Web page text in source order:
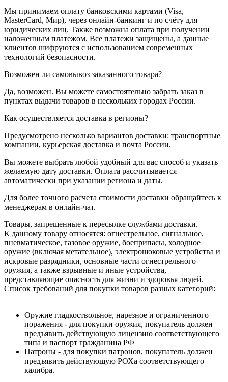
Мы принимаем оплату банковскими картами (Visa,
MasterCard, Мир), через онлайн-банкинг и по счёту для
юридических лиц. Также возможна оплата при получении
наложенным платежом. Все платежи защищены, а данные
клиентов шифруются с использованием современных
технологий безопасности.
Возможен ли самовывоз заказанного товара?
Да, возможен. Вы можете самостоятельно забрать заказ в
пунктах выдачи товаров в нескольких городах России.
Как осуществляется доставка в регионы?
Предусмотрено несколько вариантов доставки: транспортные
компании, курьерская доставка и почта России.
Вы можете выбрать любой удобный для вас способ и указать
желаемую дату доставки. Оплата рассчитывается
автоматически при указании региона и даты.
Для более точного расчета стоимости доставки обращайтесь к
менеджерам в онлайн-чат.
Товары, запрещенные к пересылке службами доставки.
К данному товару относятся: огнестрельное, сигнальное,
пневматическое, газовое оружие, боеприпасы, холодное
оружие (включая метательное), электрошоковые устройства и
искровые разрядники, основные части огнестрельного
оружия, а также взрывные и иные устройства,
представляющие опасность для жизни и здоровья людей.
Список требований для покупки товаров разных категорий:
Оружие гладкоствольное, нарезное и ограниченного
поражения - для покупки оружия, покупатель должен
предъявить действующую лицензию соответствующего
типа и паспорт гражданина РФ
Патроны - для покупки патронов, покупатель должен
предъявить действующую РОХа соответствующего
калибра.